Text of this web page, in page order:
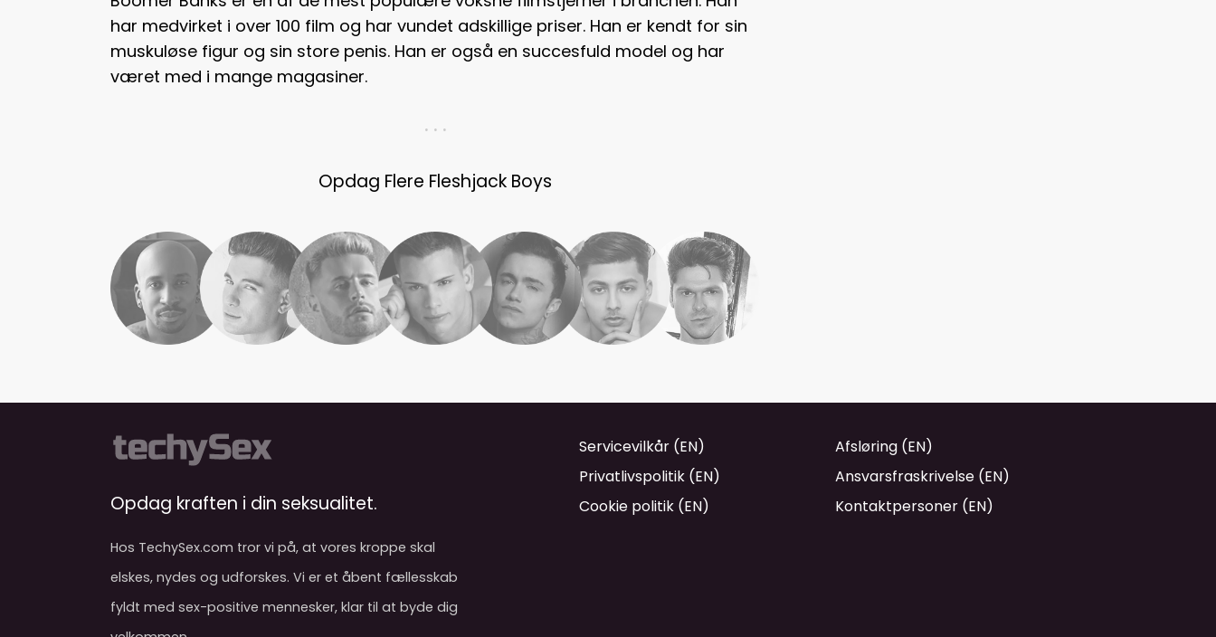
har medvirket i over 100 film og har vundet adskillige priser. Han er kendt for sin
muskuløse figur og sin store penis. Han er også en succesfuld model og har
været med i mange magasiner.
. . .
Opdag Flere Fleshjack Boys
Opdag kraften i din seksualitet.
Hos TechySex.com tror vi på, at vores kroppe skal
elskes, nydes og udforskes. Vi er et åbent fællesskab
fyldt med sex-positive mennesker, klar til at byde dig
Servicevilkår (EN)
Privatlivspolitik (EN)
Cookie politik (EN)
Afsløring (EN)
Ansvarsfraskrivelse (EN)
Kontaktpersoner (EN)